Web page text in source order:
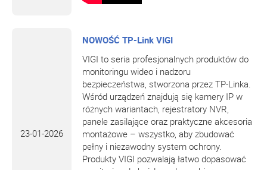
23-01-2026
NOWOŚĆ TP-Link VIGI
VIGI to seria profesjonalnych produktów do
monitoringu wideo i nadzoru
bezpieczeństwa, stworzona przez TP‑Linka.
Wśród urządzeń znajdują się kamery IP w
różnych wariantach, rejestratory NVR,
panele zasilające oraz praktyczne akcesoria
montażowe – wszystko, aby zbudować
pełny i niezawodny system ochrony.
Produkty VIGI pozwalają łatwo dopasować